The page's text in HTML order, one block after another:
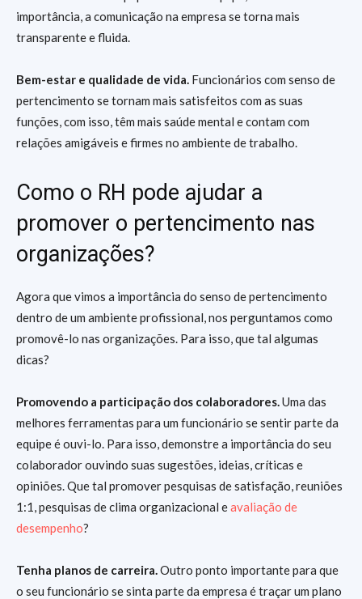
importância, a comunicação na empresa se torna mais
transparente e fluida.
Bem-estar e qualidade de vida. Funcionários com senso de
pertencimento se tornam mais satisfeitos com as suas
funções, com isso, têm mais saúde mental e contam com
relações amigáveis e firmes no ambiente de trabalho.
Como o RH pode ajudar a
promover o pertencimento nas
organizações?
Agora que vimos a importância do senso de pertencimento
dentro de um ambiente profissional, nos perguntamos como
promovê-lo nas organizações. Para isso, que tal algumas
dicas?
Promovendo a participação dos colaboradores.Uma das
melhores ferramentas para um funcionário se sentir parte da
equipe é ouvi-lo. Para isso, demonstre a importância do seu
colaborador ouvindo suas sugestões, ideias, críticas e
opiniões. Que tal promover pesquisas de satisfação, reuniões
1:1, pesquisas de clima organizacional eavaliação de
desempenho?
Tenha planos de carreira.Outro ponto importante para que
o seu funcionário se sinta parte da empresa é traçar um plano